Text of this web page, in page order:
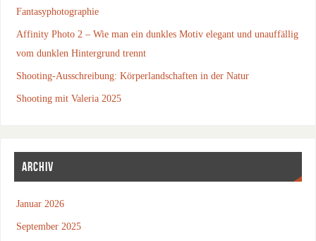
Fantasyphotographie
Affinity Photo 2 – Wie man ein dunkles Motiv elegant und unauffällig
vom dunklen Hintergrund trennt
Shooting-Ausschreibung: Körperlandschaften in der Natur
Shooting mit Valeria 2025
ARCHIV
Januar 2026
September 2025